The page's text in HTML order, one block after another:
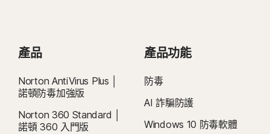
iOS 作業系統
TV。
iOS 作業系統
執行最新和前兩版 Apple® iOS 的 iPhone 或 iPad 。
執行最新版與前一版 Apple® tvOS 的 Apple TV。
Fire OS 作業系統
適用相關條件限制。如要使用病毒清除服務，您必須持有包含防毒功能的自動續
Norton.com/virus-protection-promise。
在預設情況下，暗網監測僅會監控您的電子郵件地址，且會立即啟動監測功能。
登入您的帳戶輸入更多資訊，以開始進行監測。
產品
Norton AntiVirus Plus │
諾頓防毒加強版
Norton 360 Standard │
諾頓 360 入門版
產品功能
防毒
AI 詐騙防護
Windows 10 防毒軟體